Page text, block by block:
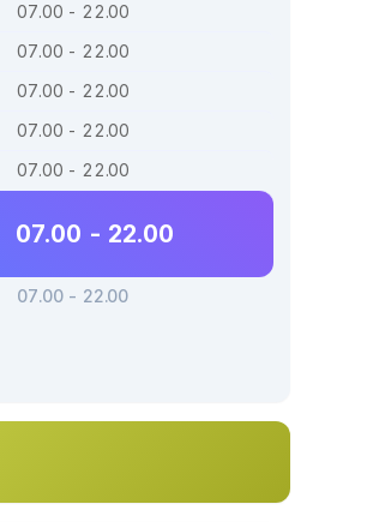
07.00 - 22.00
07.00 - 22.00
07.00 - 22.00
07.00 - 22.00
07.00 - 22.00
07.00 - 22.00
07.00 - 22.00